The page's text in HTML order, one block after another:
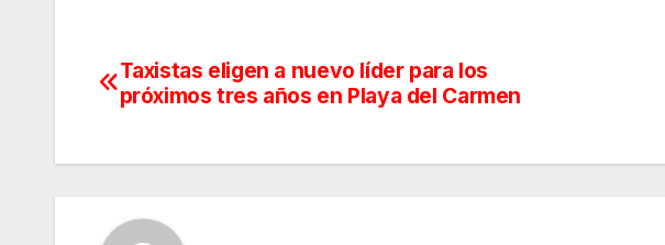
Navegación
entradas
Taxistas eligen a nuevo líder para los
próximos tres años en Playa del Carmen